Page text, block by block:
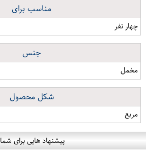
مناسب برای
چهار نفر
جنس
مخمل
شکل محصول
مربع
پیشنهاد هایی برای شما